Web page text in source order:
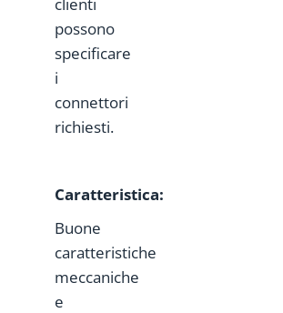
possono
specificare
i
connettori
richiesti.
Caratteristica:
Buone
caratteristiche
meccaniche
e